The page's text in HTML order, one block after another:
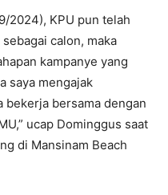
2024), KPU pun telah
calon, maka
kampanye yang
saya mengajak
bekerja bersama dengan
ucap Dominggus saat
di Mansinam Beach